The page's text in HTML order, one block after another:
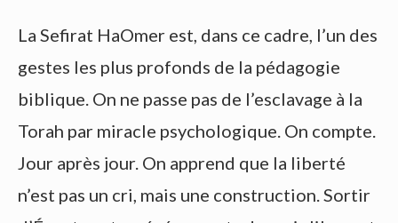
La Sefirat HaOmer est, dans ce cadre, l’un des
gestes les plus profonds de la pédagogie
biblique. On ne passe pas de l’esclavage à la
Torah par miracle psychologique. On compte.
Jour après jour. On apprend que la liberté
n’est pas un cri, mais une construction. Sortir